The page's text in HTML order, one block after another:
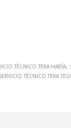
TÉCNICO TEKA HARÍA
TÉCNICO TEKA